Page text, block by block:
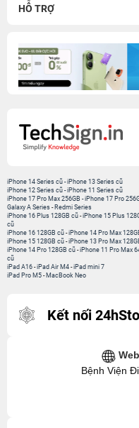
HỖ TRỢ
iPhone 14 Series cũ -iPhone 13 Series cũ
iPhone 12 Series cũ -iPhone 11 Series cũ
iPhone 17 Pro Max 256GB -iPhone 17 Pro
Galaxy A Series - Redmi Series
iPhone 16 Plus 128GB cũ -iPhone 15 Plus
cũ
iPhone 16 128GB cũ -iPhone 14 Pro Max
iPhone 15 128GB cũ -iPhone 13 Pro Max
iPhone 14 Pro 128GB cũ -iPhone 11 Pro Max
cũ
iPad A16 -iPad Air M4 -iPad mini 7
iPad Pro M5 - MacBook Neo
Kết nối
Bệnh Viện